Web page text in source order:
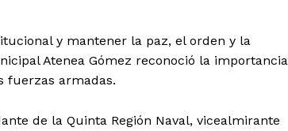
y mantener la paz, el orden y la
Atenea Gómez reconoció la importancia
fuerzas armadas.
de la Quinta Región Naval, vicealmirante